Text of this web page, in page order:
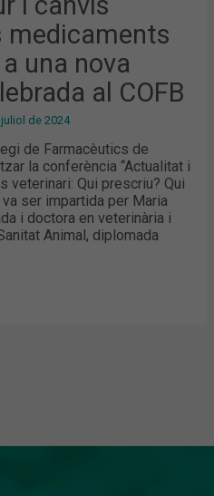
medicaments
una nova
al COFB
de 2024
de Farmacèutics de
la conferència “Actualitat i
veterinari: Qui prescriu? Qui
ser impartida per Maria
i doctora en veterinària i
Animal, diplomada